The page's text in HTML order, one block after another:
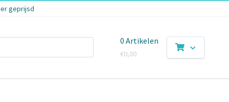
geprijsd
0 Artikelen
€0,00